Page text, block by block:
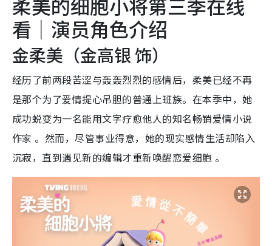
看｜演员角色介绍
金柔美（金高银 饰）
经历了前两段苦涩与轰轰烈烈的感情后，柔美已经不再
是那个为了爱情提心吊胆的普通上班族。在本季中，她
成功蜕变为一名能用文字疗愈他人的知名畅销爱情小说
作家 。然而，尽管事业得意，她的现实感情生活却陷入
沉寂，直到遇见新的编辑才重新唤醒恋爱细胞 。